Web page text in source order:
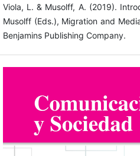
Viola, L. & Musolff, A. (2019).
Musolff (Eds.), Migration and
Benjamins Publishing Company.